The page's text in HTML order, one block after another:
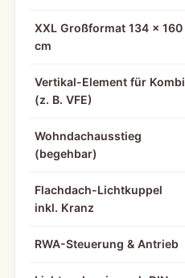
XXL Großformat 134 × 160
cm
Vertikal-Element für Kombi
(z. B. VFE)
Wohndachausstieg
(begehbar)
Flachdach-Lichtkuppel
inkl. Kranz
RWA-Steuerung & Antrieb